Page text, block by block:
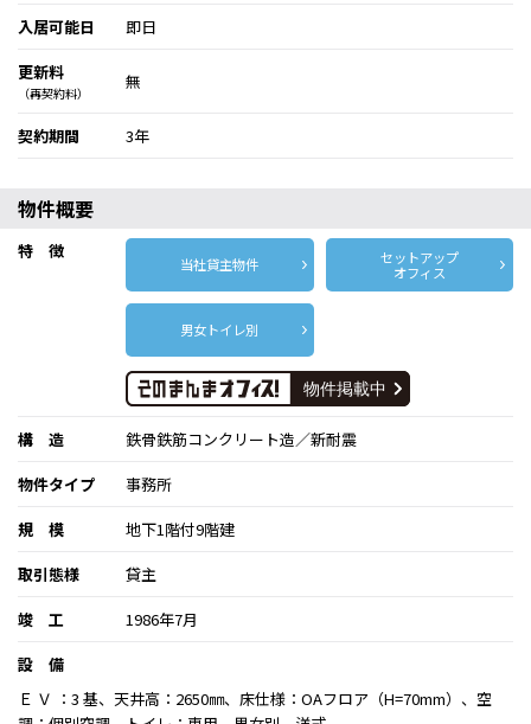
入居可能日
即日
更新料
（再契約料）
無
契約期間 3年
物件概要
特 徴
当社貸主物件
セットアップ
オフィス
男女トイレ別
構 造
鉄骨鉄筋コンクリート造／新耐震
物件タイプ
事務所
規 模
地下1階付9階建
取引態様
貸主
竣 工
1986年7月
設 備
Ｅ Ｖ ：3 基、天井高：2650㎜、床仕様：OAフロア（H=70mm）、空